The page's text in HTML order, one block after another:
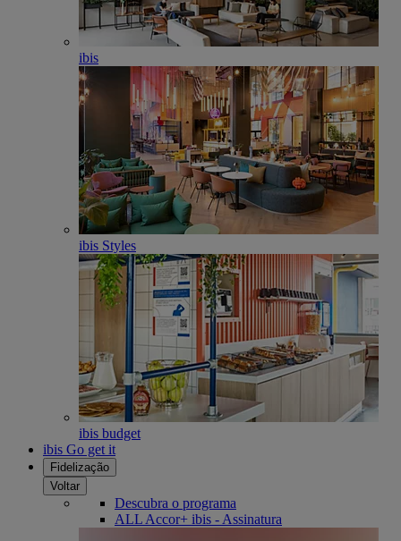
ibis
ibis Styles
ibis budget
ibis Go get it
Fidelização
Voltar
Descubra o programa
ALL Accor+ ibis - Assinatura